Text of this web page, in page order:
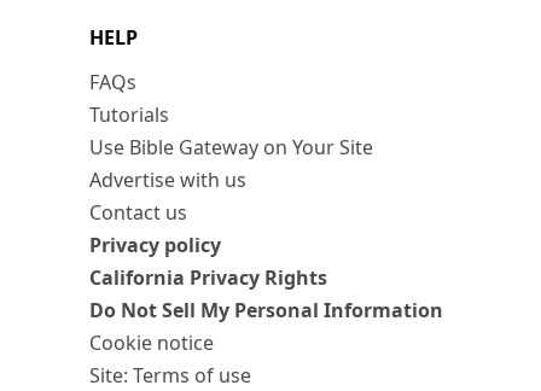
HELP
FAQs
Tutorials
Use Bible Gateway on Your Site
Advertise with us
Contact us
Privacy policy
California Privacy Rights
Do Not Sell My Personal Information
Cookie notice
Site: Terms of use